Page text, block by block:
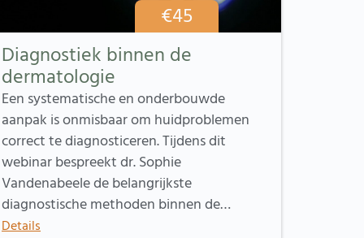
€45
Diagnostiek binnen de
dermatologie
Een systematische en onderbouwde
aanpak is onmisbaar om huidproblemen
correct te diagnosticeren. Tijdens dit
webinar bespreekt dr. Sophie
Vandenabeele de belangrijkste
diagnostische methoden binnen de…
Details